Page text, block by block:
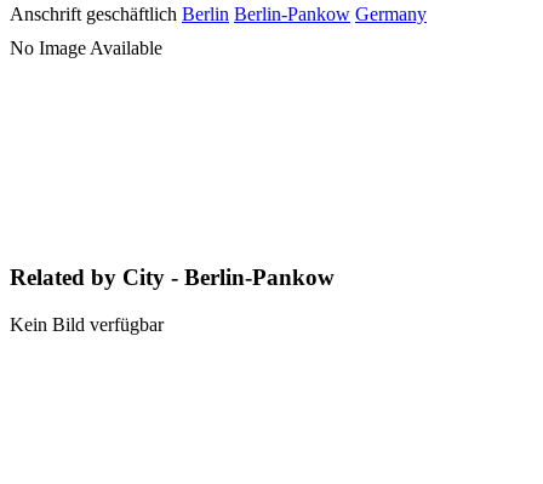
Anschrift geschäftlich Berlin Berlin-Pankow Germany
No Image Available
Related by City - Berlin-Pankow
Kein Bild verfügbar